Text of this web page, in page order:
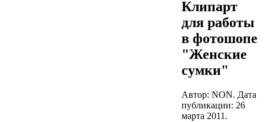
Клипарт
для работы
в фотошопе
"Женские
сумки"
Автор: NON. Дата
публикации: 26
марта 2011.